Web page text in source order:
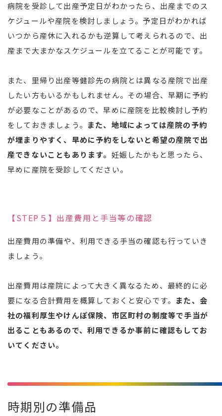
病院を受診して出産予定日がわかったら、出産までのス
ケジュールや産院を検討しましょう。予定日がわかれば
いつから産休に入れるかも逆算して考えられるので、出
産まで大まかなスケジュールを立てることが可能です。
また、里帰り出産等健診先の病院とは異なる産院で出産
したい方もいるかもしれません。その場合、早期に予約
が必要なことがあるので、早めに産院を比較検討し予約
をしておきましょう。 また、地域によっては産院の予約
が埋まりやすく、早めに予約をしないと希望の産院で出
産できないこともあります。 妊娠したかもと思ったら、
早めに産院を受診してください。
【STEP５】出産費用と手当等の確認
出産費用の準備や、利用できる手当の確認も行っていき
ましょう。
出産費用は産院によって大きく異なるため、最終的に必
要になる合計費用を概算しておくと安心です。 また、会
社の福利厚生やけんぽ保険、市区町村の制度等で手当が
出ることもあるので、利用できるか事前に確認もしてお
いてください。
時期別の準備品